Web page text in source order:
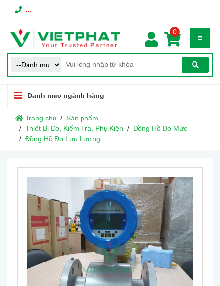
...
0
Danh mục ngành hàng
Trang chủ
Sản phẩm
Thiết Bị Đo, Kiểm Tra, Phụ Kiện
Đồng Hồ Đo Mức
Đồng Hồ Đo Lưu Lượng